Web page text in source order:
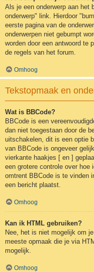
Als je een onderwerp aan het
onderwerp" link. Hierdoor
eerste pagina van de
onderwerpen niet gebumpt
worden door een antwoord te
de regels van het forum.
Omhoog
Tekstopmaak en
Wat is BBCode?
BBCode is een
dan niet toegestaan door de
uitschakelen, dit is een optie
van BBCode is ongeveer
vierkante haakjes [ en ]
een grotere controle over hoe
omtrent BBCode is te vinden
een bericht plaatst.
Omhoog
Kan ik HTML gebruiken?
Nee, het is niet mogelijk om
meeste opmaak die je via
mogelijk.
Omhoog